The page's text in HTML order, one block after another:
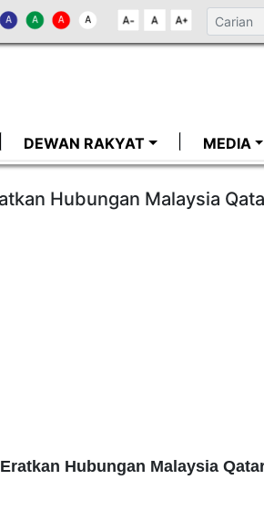
DEWAN RAKYAT MEDIA
Hubungan Malaysia
Hubungan Malaysia